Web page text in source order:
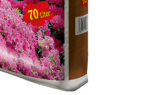
keinerlei Form mit
in Verbindung
hierbei um eine
unserem